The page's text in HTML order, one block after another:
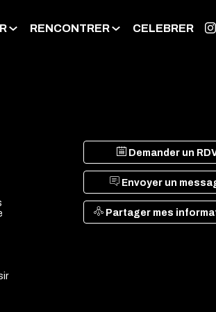
RENCONTRER CELEBRER
Demander un
Envoyer un
Partager mes